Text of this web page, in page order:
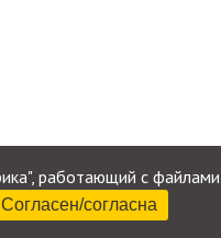
работающий с файлами
Согласен/согласна